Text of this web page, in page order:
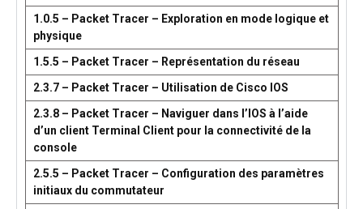
1.0.5 – Packet Tracer – Exploration en mode logique et
physique
1.5.5 – Packet Tracer – Représentation du réseau
2.3.7 – Packet Tracer – Utilisation de Cisco IOS
2.3.8 – Packet Tracer – Naviguer dans l’IOS à l’aide
d’un client Terminal Client pour la connectivité de la
console
2.5.5 – Packet Tracer – Configuration des paramètres
initiaux du commutateur